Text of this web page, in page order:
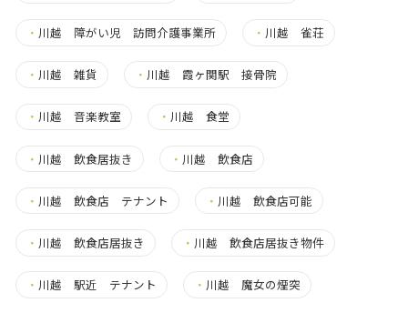
・ 川越 障がい児 訪問介護事業所 ・ 川越 雀荘
・ 川越 雑貨 ・ 川越 霞ヶ関駅 接骨院
・ 川越 音楽教室 ・ 川越 食堂
・ 川越 飲食居抜き ・ 川越 飲食店
・ 川越 飲食店 テナント ・ 川越 飲食店可能
・ 川越 飲食店居抜き ・ 川越 飲食店居抜き物件
・ 川越 駅近 テナント ・ 川越 魔女の煙突